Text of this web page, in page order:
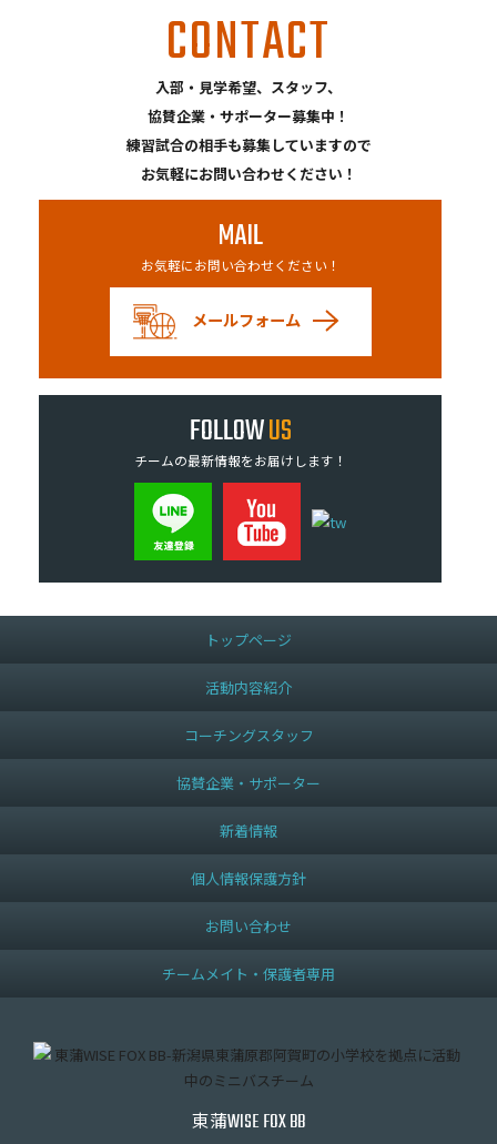
CONTACT
入部・見学希望、スタッフ、
協賛企業・サポーター募集中！
練習試合の相手も募集していますので
お気軽にお問い合わせください！
MAIL
お気軽にお問い合わせください！
メールフォーム
FOLLOWUS
チームの最新情報をお届けします！
トップページ
活動内容紹介
コーチングスタッフ
協賛企業・サポーター
新着情報
個人情報保護方針
お問い合わせ
チームメイト・保護者専用
東蒲WISE FOX BB